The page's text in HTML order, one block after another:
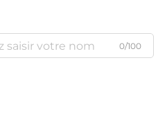
0/100